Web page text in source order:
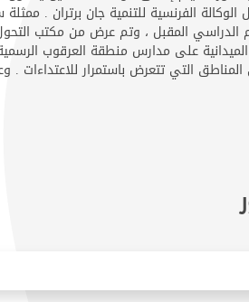
الفرنسية للتنمية جان برتران .
للعام الدراسي المقبل ، وتم عرض من مكتب
على مدارس منطقة العرقوب
التي تتعرض باستمرار للاعتداءات .